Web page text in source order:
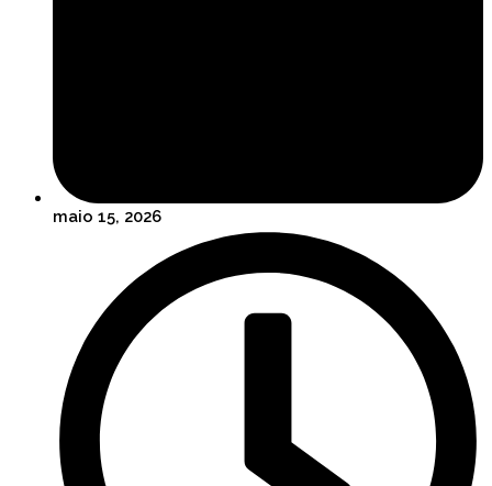
maio 15, 2026